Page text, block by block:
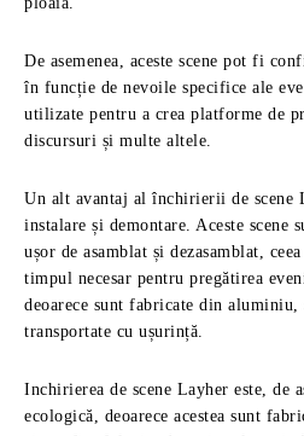
De asemenea, aceste scene pot fi
în funcție de nevoile specifice ale
utilizate pentru a crea platforme de
discursuri și multe altele.
Un alt avantaj al închirierii de scene
instalare și demontare. Aceste scene
ușor de asamblat și dezasamblat,
timpul necesar pentru pregătirea
deoarece sunt fabricate din
transportate cu ușurință.
Inchirierea de scene Layher este, de
ecologică, deoarece acestea sunt